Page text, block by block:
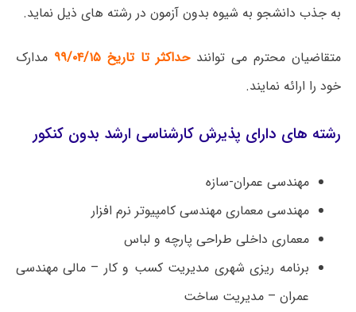
به جذب دانشجو به شیوه بدون آزمون در رشته های ذیل نماید.
متقاضیان محترم می توانندحداکثر تا تاریخ ۹۹/۰۴/۱۵
مدارک
خود را ارائه نمایند.
رشته های دارای پذیرش کارشناسی ارشد بدون کنکور
مهندسی عمران-سازه
مهندسی معماری مهندسی کامپیوتر نرم افزار
معماری داخلی طراحی پارچه و لباس
برنامه ریزی شهری مدیریت کسب و کار – مالی مهندسی
عمران – مدیریت ساخت